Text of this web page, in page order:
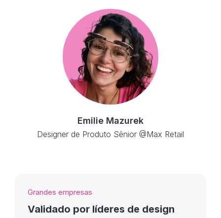
Emilie Mazurek
Designer de Produto Sênior @Max Retail
Grandes empresas
Validado por líderes de design